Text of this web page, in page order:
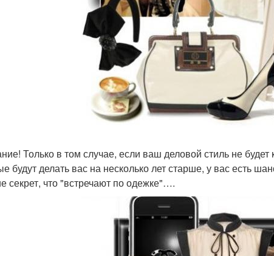
Только в том случае, если ваш деловой стиль не
будут делать вас на несколько лет старше, у вас есть
секрет, что "встречают по одежке"….